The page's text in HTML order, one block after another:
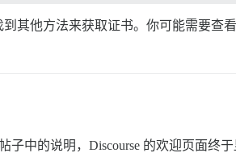
其他方法来获取证书。你可能需要查看
中的说明，Discourse 的欢迎页面终于